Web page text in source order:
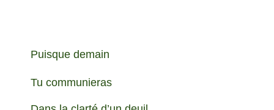
Puisque demain
Tu communieras